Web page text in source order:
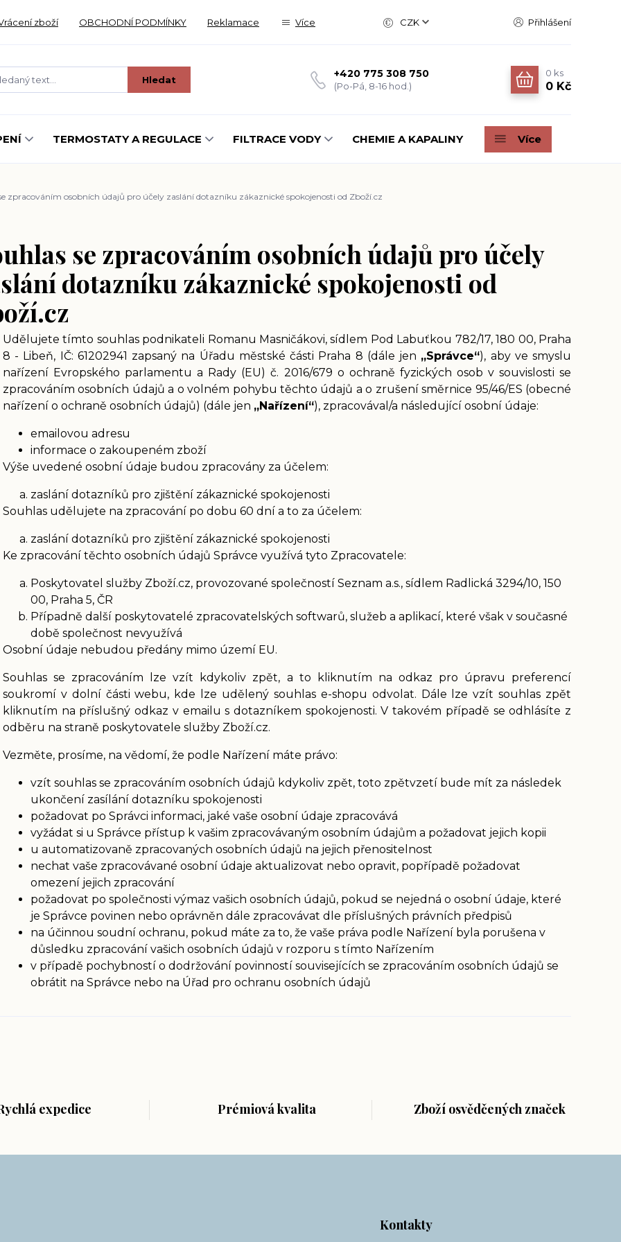
zboží OBCHODNÍ PODMÍNKY Reklamace Více CZK Přihlášení
Hledat +420 775 308 750
(Po-Pá, 8-16 hod.)
0 ks
0 Kč
TERMOSTATY A REGULACE FILTRACE VODY CHEMIE A KAPALINY Více
zpracováním osobních údajů pro účely zaslání dotazníku zákaznické spokojenosti od Zboží.cz
se zpracováním osobních údajů pro účely
dotazníku zákaznické spokojenosti od
Udělujete tímto souhlas podnikateli Romanu Masničákovi, sídlem Pod Labuťkou 782/17, 180 00, Praha
8 - Libeň, IČ: 61202941 zapsaný na Úřadu městské části Praha 8 (dále jen „Správce“), aby ve smyslu
nařízení Evropského parlamentu a Rady (EU) č. 2016/679 o ochraně fyzických osob v souvislosti se
zpracováním osobních údajů a o volném pohybu těchto údajů a o zrušení směrnice 95/46/ES (obecné
nařízení o ochraně osobních údajů) (dále jen „Nařízení“), zpracovával/a následující osobní údaje:
emailovou adresu
informace o zakoupeném zboží
Výše uvedené osobní údaje budou zpracovány za účelem:
zaslání dotazníků pro zjištění zákaznické spokojenosti
Souhlas udělujete na zpracování po dobu 60 dní a to za účelem:
zaslání dotazníků pro zjištění zákaznické spokojenosti
Ke zpracování těchto osobních údajů Správce využívá tyto Zpracovatele:
Poskytovatel služby Zboží.cz, provozované společností Seznam a.s., sídlem Radlická 3294/10, 150
00, Praha 5, ČR
Případně další poskytovatelé zpracovatelských softwarů, služeb a aplikací, které však v současné
době společnost nevyužívá
Osobní údaje nebudou předány mimo území EU.
Souhlas se zpracováním lze vzít kdykoliv zpět, a to kliknutím na odkaz pro úpravu preferencí
soukromí v dolní části webu, kde lze udělený souhlas e-shopu odvolat. Dále lze vzít souhlas zpět
kliknutím na příslušný odkaz v emailu s dotazníkem spokojenosti. V takovém případě se odhlásíte z
odběru na straně poskytovatele služby Zboží.cz.
Vezměte, prosíme, na vědomí, že podle Nařízení máte právo:
vzít souhlas se zpracováním osobních údajů kdykoliv zpět, toto zpětvzetí bude mít za následek
ukončení zasílání dotazníku spokojenosti
požadovat po Správci informaci, jaké vaše osobní údaje zpracovává
vyžádat si u Správce přístup k vašim zpracovávaným osobním údajům a požadovat jejich kopii
u automatizovaně zpracovaných osobních údajů na jejich přenositelnost
nechat vaše zpracovávané osobní údaje aktualizovat nebo opravit, popřípadě požadovat
omezení jejich zpracování
požadovat po společnosti výmaz vašich osobních údajů, pokud se nejedná o osobní údaje, které
je Správce povinen nebo oprávněn dále zpracovávat dle příslušných právních předpisů
na účinnou soudní ochranu, pokud máte za to, že vaše práva podle Nařízení byla porušena v
důsledku zpracování vašich osobních údajů v rozporu s tímto Nařízením
v případě pochybností o dodržování povinností souvisejících se zpracováním osobních údajů se
obrátit na Správce nebo na Úřad pro ochranu osobních údajů
expedice Prémiová kvalita Zboží osvědčených značek
Kontakty